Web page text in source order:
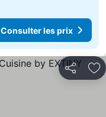
Consulter les prix
Partager